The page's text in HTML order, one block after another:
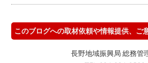
このブログへの取材依頼や情報提供、ご
長野地域振興局 総務管